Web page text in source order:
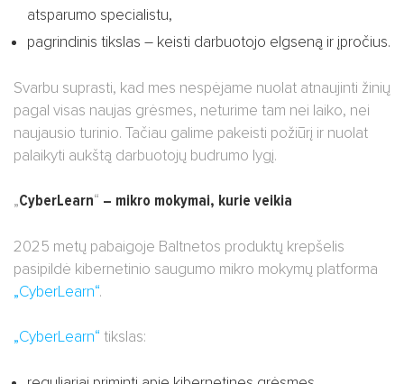
atsparumo specialistu,
pagrindinis tikslas – keisti darbuotojo elgseną ir įpročius.
Svarbu suprasti, kad mes nespėjame nuolat atnaujinti žinių
pagal visas naujas grėsmes, neturime tam nei laiko, nei
naujausio turinio. Tačiau galime pakeisti požiūrį ir nuolat
palaikyti aukštą darbuotojų budrumo lygį.
„CyberLearn“ – mikro mokymai, kurie veikia
2025 metų pabaigoje Baltnetos produktų krepšelis
pasipildė kibernetinio saugumo mikro mokymų platforma
„CyberLearn“.
„CyberLearn“ tikslas: